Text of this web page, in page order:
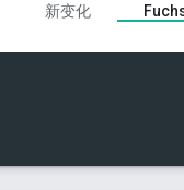
新变化